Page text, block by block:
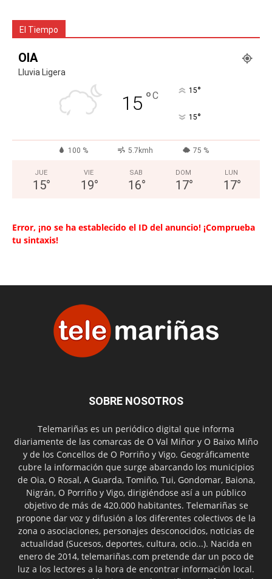
El Tiempo
OIA
Lluvia Ligera
15 °C 15°
15°
100 % 5.7kmh 75 %
JUE
15°
VIE
19°
SAB
16°
DOM
17°
LUN
17°
Error, ¡no se ha establecido el ID del anuncio! ¡Comprueba
tu sintaxis!
SOBRE NOSOTROS
Telemariñas es un periódico digital que informa
diariamente de las comarcas de O Val Miñor y O Baixo Miño
y de los Concellos de O Porriño y Vigo. Geográficamente
cubre la información que surge abarcando los municipios
de Oia, O Rosal, A Guarda, Tomiño, Tui, Gondomar, Baiona,
Nigrán, O Porriño y Vigo, dirigiéndose así a un público
objetivo de más de 420.000 habitantes. Telemariñas se
propone dar voz y difusión a los diferentes colectivos de la
zona o asociaciones, personajes desconocidos, noticias de
actualidad (Sucesos, deportes, cultura, ocio...). Nacida en
enero de 2014, telemariñas.com pretende dar un poco de
luz a los lectores a la hora de encontrar información local.